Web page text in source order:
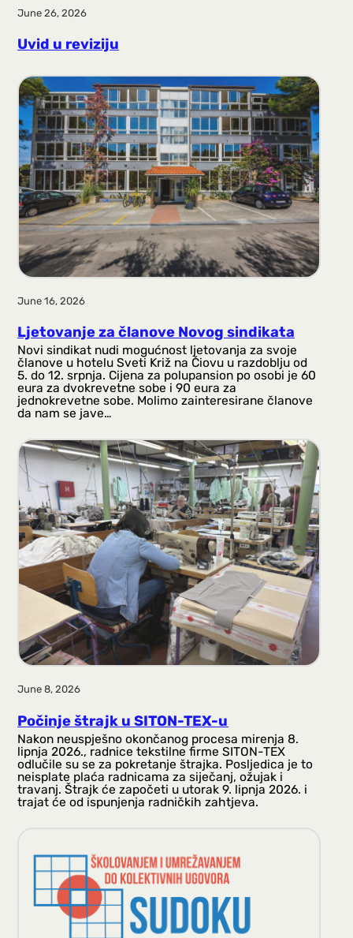
June 26, 2026
Uvid u reviziju
June 16, 2026
Ljetovanje za članove Novog sindikata
Novi sindikat nudi mogućnost ljetovanja za svoje
članove u hotelu Sveti Križ na Čiovu u razdoblju od
5. do 12. srpnja. Cijena za polupansion po osobi je 60
eura za dvokrevetne sobe i 90 eura za
jednokrevetne sobe. Molimo zainteresirane članove
da nam se jave…
June 8, 2026
Počinje štrajk u SITON-TEX-u
Nakon neuspješno okončanog procesa mirenja 8.
lipnja 2026., radnice tekstilne firme SITON-TEX
odlučile su se za pokretanje štrajka. Posljedica je to
neisplate plaća radnicama za siječanj, ožujak i
travanj. Štrajk će započeti u utorak 9. lipnja 2026. i
trajat će od ispunjenja radničkih zahtjeva.